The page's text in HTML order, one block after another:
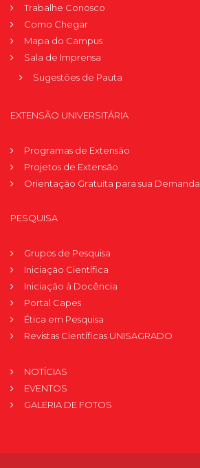
Trabalhe Conosco
Como Chegar
Mapa do Campus
Sala de Imprensa
Sugestões de Pauta
EXTENSÃO UNIVERSITÁRIA
Programas de Extensão
Projetos de Extensão
Orientação Gratuita para sua Demanda
PESQUISA
Grupos de Pesquisa
Iniciação Científica
Iniciação à Docência
Portal Capes
Ética em Pesquisa
Revistas Científicas UNISAGRADO
NOTÍCIAS
EVENTOS
GALERIA DE FOTOS